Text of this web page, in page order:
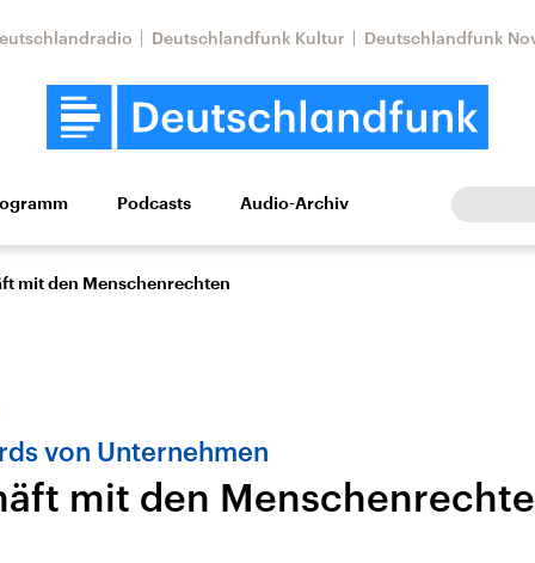
Deutschlandfunk Kultur Deutschlandfunk
Wissen Kultur Europa
Nahostkonflikt
Iran
Podcasts Audio-Archiv
mit den Menschenrechten
von Unternehmen
mit den